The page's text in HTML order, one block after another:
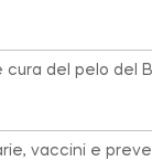
cura del pelo del
vaccini e